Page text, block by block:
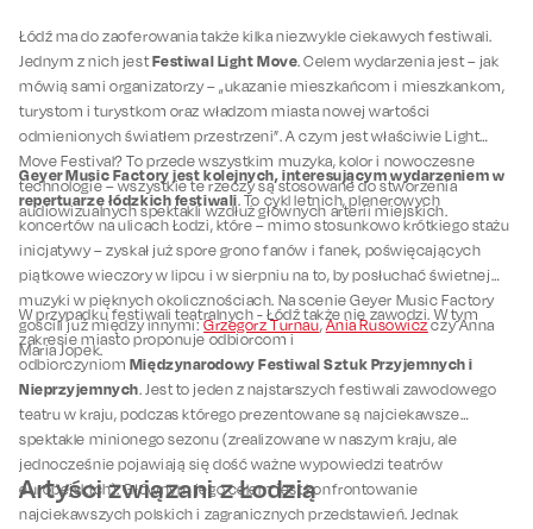
Łódź ma do zaoferowania także kilka niezwykle ciekawych festiwali.
Jednym z nich jestFestiwal Light Move. Celem wydarzenia jest – jak
mówią sami organizatorzy – „ukazanie mieszkańcom i mieszkankom,
turystom i turystkom oraz władzom miasta nowej wartości
odmienionych światłem przestrzeni”. A czym jest właściwie Light
Move Festival? To przede wszystkim muzyka, kolor i nowoczesne
technologie – wszystkie te rzeczy są stosowane do stworzenia
audiowizualnych spektakli wzdłuż głównych arterii miejskich.
Geyer Music Factory jest kolejnych, interesującym wydarzeniem w
repertuarze łódzkich festiwali. To cykl letnich, plenerowych
koncertów na ulicach Łodzi, które – mimo stosunkowo krótkiego stażu
inicjatywy – zyskał już spore grono fanów i fanek, poświęcających
piątkowe wieczory w lipcu i w sierpniu na to, by posłuchać świetnej
muzyki w pięknych okolicznościach. Na scenie Geyer Music Factory
gościli już między innymi:Grzegorz Turnau,Ania Rusowiczczy Anna
Maria Jopek.
W przypadku festiwali teatralnych - Łódź także nie zawodzi. W tym
zakresie miasto proponuje odbiorcom i
odbiorczyniom Międzynarodowy Festiwal Sztuk Przyjemnych i
Nieprzyjemnych. Jest to jeden z najstarszych festiwali zawodowego
teatru w kraju, podczas którego prezentowane są najciekawsze
spektakle minionego sezonu (zrealizowane w naszym kraju, ale
jednocześnie pojawiają się dość ważne wypowiedzi teatrów
europejskich). Głównym jego celem jest konfrontowanie
najciekawszych polskich i zagranicznych przedstawień. Jednak
Artyści związani z Łodzią